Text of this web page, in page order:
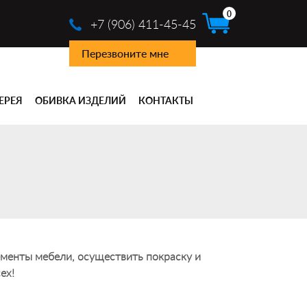
+7 (906) 411-45-45
Перезвоните мне
0
ОБИВКА ИЗДЕЛИЙ КОНТАКТЫ
мебели, осуществить покраску и